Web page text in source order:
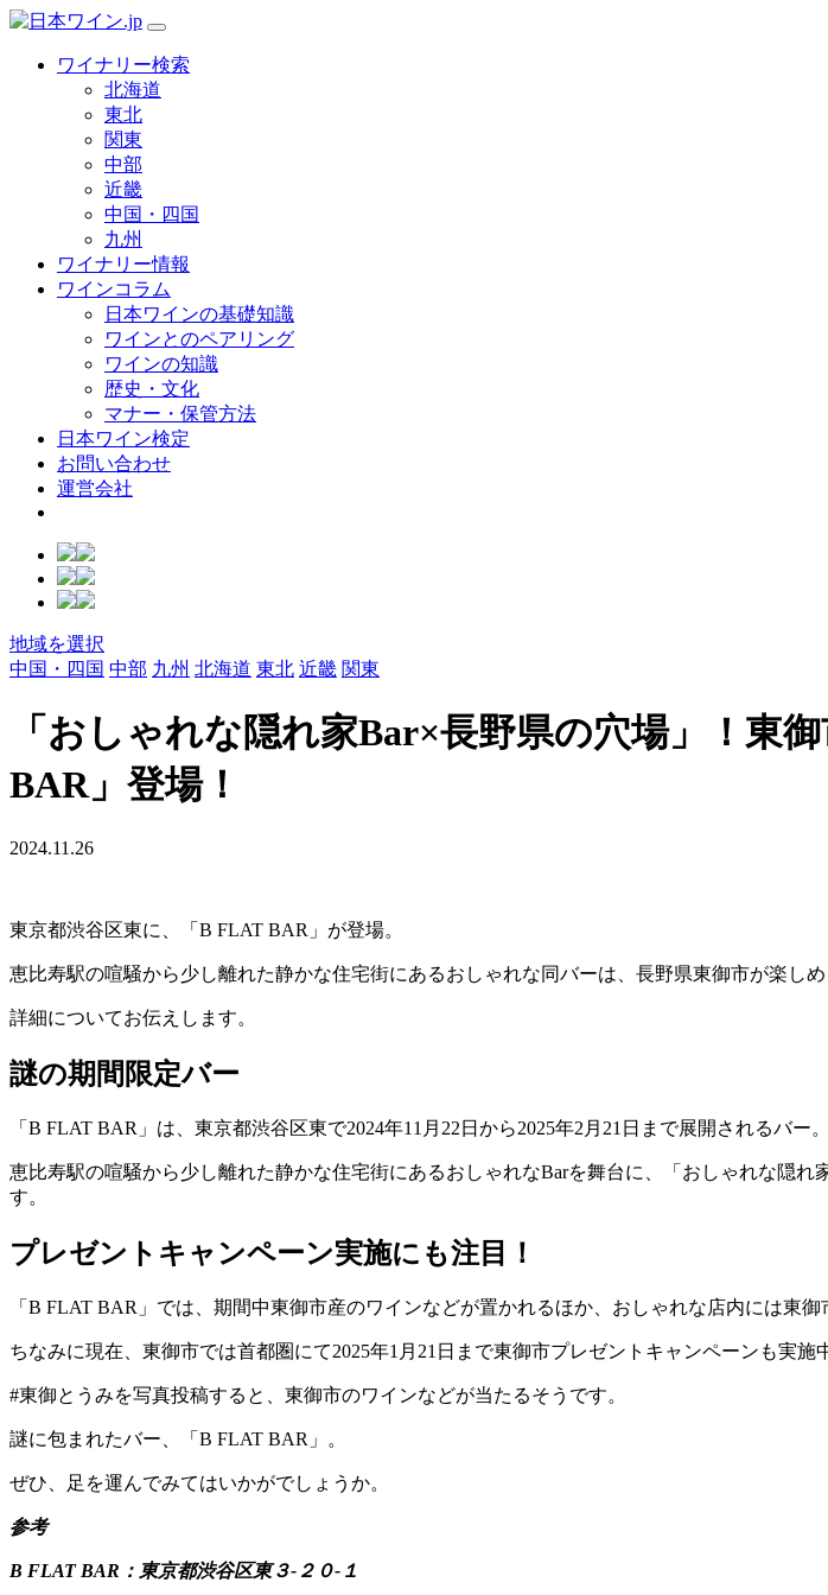
ワイナリー検索
北海道
東北
関東
中部
近畿
中国・四国
九州
ワイナリー情報
ワインコラム
日本ワインの基礎知識
ワインとのペアリング
ワインの知識
歴史・文化
マナー・保管方法
日本ワイン検定
お問い合わせ
運営会社
地域を選択
中国・四国 中部 九州 北海道 東北 近畿 関東
「おしゃれな隠れ家Bar×長野県の穴場」！東
BAR」登場！
2024.11.26
東京都渋谷区東に、「B FLAT BAR」が登場。
恵比寿駅の喧騒から少し離れた静かな住宅街にあるおしゃれな同バーは、長野県東御市が楽し
詳細についてお伝えします。
謎の期間限定バー
「B FLAT BAR」は、東京都渋谷区東で2024年11月22日から2025年2月21日まで展開されるバー。
恵比寿駅の喧騒から少し離れた静かな住宅街にあるおしゃれなBarを舞台に、「おしゃれな隠
す。
プレゼントキャンペーン実施にも注目！
「B FLAT BAR」では、期間中東御市産のワインなどが置かれるほか、おしゃれな店内には東御
ちなみに現在、東御市では首都圏にて2025年1月21日まで東御市プレゼントキャンペーンも実施
#東御とうみを写真投稿すると、東御市のワインなどが当たるそうです。
謎に包まれたバー、「B FLAT BAR」。
ぜひ、足を運んでみてはいかがでしょうか。
参考
B FLAT BAR：東京都渋谷区東３-２０-１